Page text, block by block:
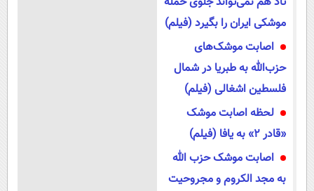
موشکی ایران را بگیرد (فیلم)
اصابت موشک‌های
حزب‌الله به طبریا در شمال
فلسطین اشغالی (فیلم)
لحظه اصابت موشک
«قادر ۲» به یافا (فیلم)
اصابت موشک حزب الله
به مجد الکروم و مجروحیت